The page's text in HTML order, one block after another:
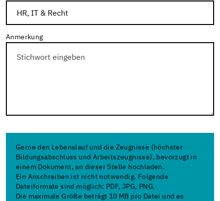
Anmerkung
Gerne den Lebenslauf und die Zeugnisse (höchster
Bildungsabschluss und Arbeitszeugnisse), bevorzugt in
einem Dokument, an dieser Stelle hochladen.
Ein Anschreiben ist nicht notwendig. Folgende
Dateiformate sind möglich: PDF, JPG, PNG.
Die maximale Größe beträgt 10 MB pro Datei und es